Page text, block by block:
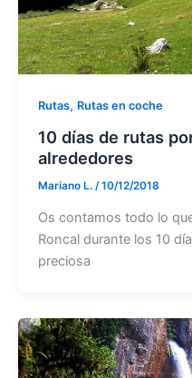
Rutas, Rutas en coche
10 días de rutas
alrededores
Mariano L. /10/12/2018
Os contamos todo lo
Roncal durante los 10
preciosa